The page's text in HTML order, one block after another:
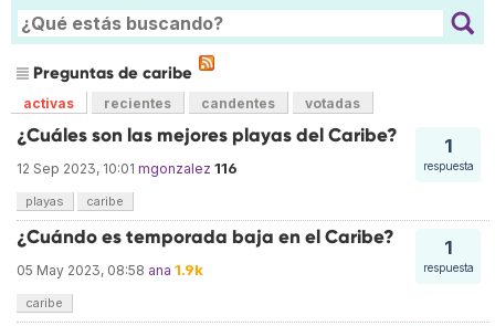
Preguntas de caribe
activas recientes candentes votadas
1
respuesta
¿Cuáles son las mejores playas del Caribe?
12 Sep 2023, 10:01 mgonzalez 116
playas caribe
1
respuesta
¿Cuándo es temporada baja en el Caribe?
05 May 2023, 08:58 ana 1.9k
caribe